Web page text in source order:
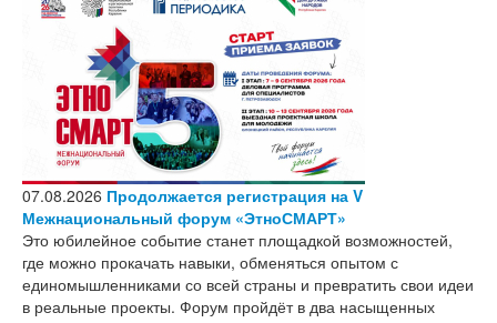
07.08.2026 Продолжается регистрация на V
Межнациональный форум «ЭтноСМАРТ»
Это юбилейное событие станет площадкой возможностей,
где можно прокачать навыки, обменяться опытом с
единомышленниками со всей страны и превратить свои идеи
в реальные проекты. Форум пройдёт в два насыщенных